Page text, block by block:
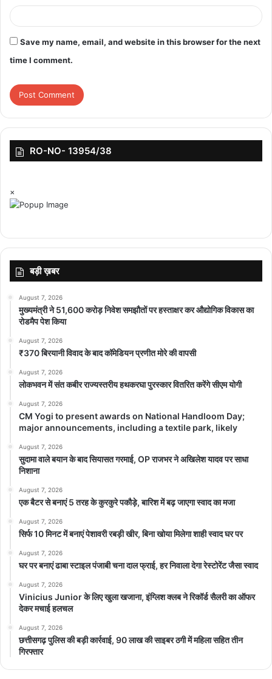
Save my name, email, and website in this browser for the next
time I comment.
RO-NO- 13954/38
×
बड़ी ख़बर
August 7, 2026
मुख्यमंत्री ने 51,600 करोड़ निवेश समझौतों पर हस्ताक्षर कर औद्योगिक विकास का
रोडमैप पेश किया
August 7, 2026
₹370 बिरयानी विवाद के बाद कॉमेडियन प्रणीत मोरे की वापसी
August 7, 2026
लोकभवन में संत कबीर राज्यस्तरीय हथकरघा पुरस्कार वितरित करेंगे सीएम योगी
August 7, 2026
CM Yogi to present awards on National Handloom Day;
major announcements, including a textile park, likely
August 7, 2026
सुदामा वाले बयान के बाद सियासत गरमाई, OP राजभर ने अखिलेश यादव पर साधा
निशाना
August 7, 2026
एक बैटर से बनाएं 5 तरह के कुरकुरे पकौड़े, बारिश में बढ़ जाएगा स्वाद का मजा
August 7, 2026
सिर्फ 10 मिनट में बनाएं पेशावरी रबड़ी खीर, बिना खोया मिलेगा शाही स्वाद घर पर
August 7, 2026
घर पर बनाएं ढाबा स्टाइल पंजाबी चना दाल फ्राई, हर निवाला देगा रेस्टोरेंट जैसा स्वाद
August 7, 2026
Vinicius Junior के लिए खुला खजाना, इंग्लिश क्लब ने रिकॉर्ड सैलरी का ऑफर
देकर मचाई हलचल
August 7, 2026
छत्तीसगढ़ पुलिस की बड़ी कार्रवाई, 90 लाख की साइबर ठगी में महिला सहित तीन
गिरफ्तार